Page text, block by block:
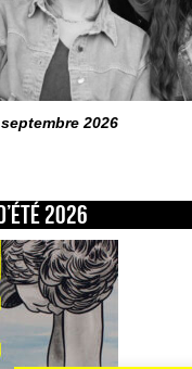
2026
2026